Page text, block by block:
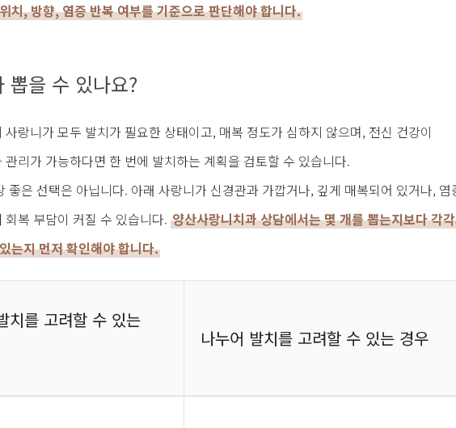
치, 방향, 염증 반복 여부를 기준으로 판단해야 합니다.
뽑을 수 있나요?
랑니가 모두 발치가 필요한 상태이고, 매복 정도가 심하지 않으며, 전신 건강이
리가 가능하다면 한 번에 발치하는 계획을 검토할 수 있습니다.
좋은 선택은 아닙니다. 아래 사랑니가 신경관과 가깝거나, 깊게 매복되어 있거나, 염
복 부담이 커질 수 있습니다. 양산사랑니치과 상담에서는 몇 개를 뽑는지보다 각
는지 먼저 확인해야 합니다.
치를 고려할 수 있는
나누어 발치를 고려할 수 있는 경우